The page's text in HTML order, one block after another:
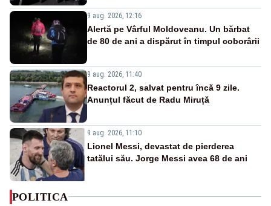
9 aug. 2026, 12:16
Alertă pe Vârful Moldoveanu. Un bărbat
de 80 de ani a dispărut în timpul coborârii
9 aug. 2026, 11:40
Reactorul 2, salvat pentru încă 9 zile.
Anunțul făcut de Radu Miruță
9 aug. 2026, 11:10
Lionel Messi, devastat de pierderea
tatălui său. Jorge Messi avea 68 de ani
POLITICA